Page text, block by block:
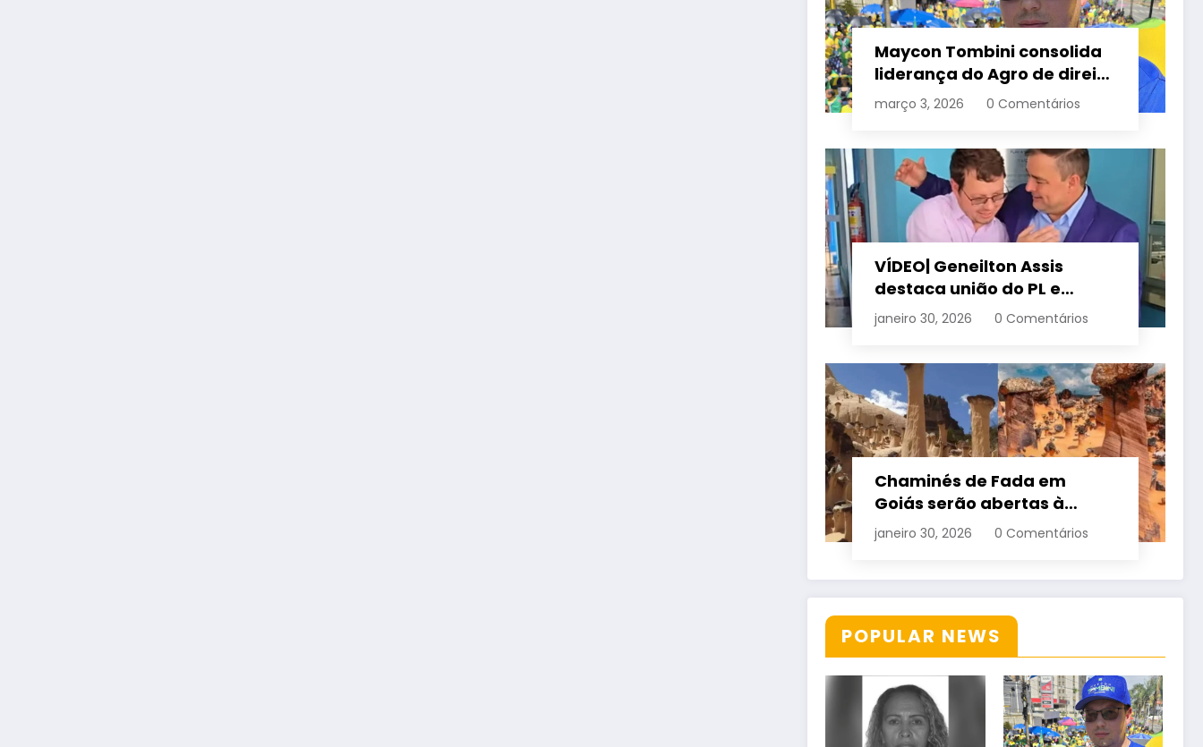
Maycon Tombini consolida
liderança do Agro de direita
em manifestação “Acorda
Brasil” em Goiânia
março 3, 2026 0 Comentários
VÍDEO| Geneilton Assis
destaca união do PL e
consolidação de apoio a
Maycon Tombini em Jataí
janeiro 30, 2026 0 Comentários
Chaminés de Fada em
Goiás serão abertas à
visitação controlada
janeiro 30, 2026 0 Comentários
POPULAR NEWS